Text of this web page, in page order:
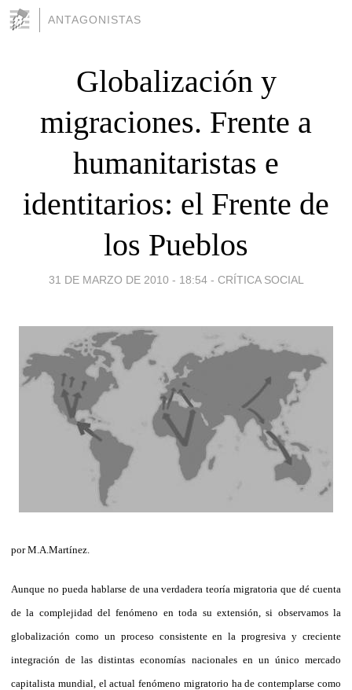
ANTAGONISTAS
Globalización y
migraciones. Frente a
humanitaristas e
identitarios: el Frente de
los Pueblos
31 DE MARZO DE 2010 - 18:54 - CRÍTICA SOCIAL
por M.A.Martínez.
Aunque no pueda hablarse de una verdadera teoría migratoria que dé cuenta
de la complejidad del fenómeno en toda su extensión, si observamos la
globalización como un proceso consistente en la progresiva y creciente
integración de las distintas economías nacionales en un único mercado
capitalista mundial, el actual fenómeno migratorio ha de contemplarse como